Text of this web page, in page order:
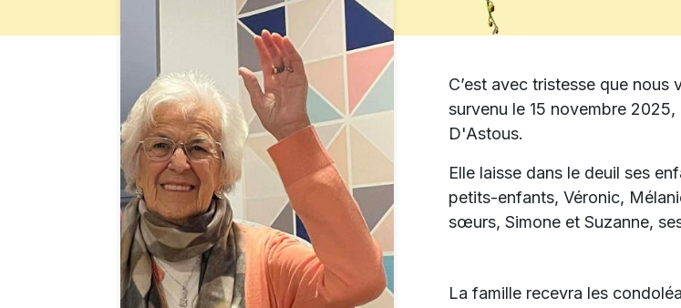
C’est avec tristesse que
survenu le 15 novembre 2025,
D'Astous.
Elle laisse dans le deuil ses
petits-enfants, Véronic,
sœurs, Simone et Suzanne,
La famille recevra les